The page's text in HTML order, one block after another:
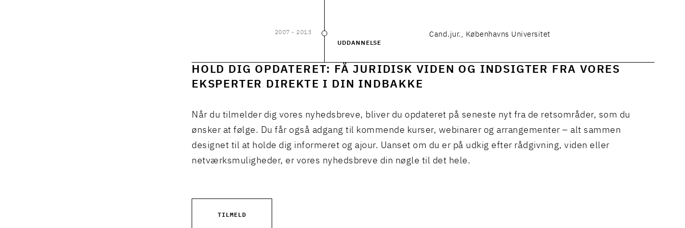
2007 - 2013
UDDANNELSE
Cand.jur., Københavns Universitet
HOLD DIG OPDATERET: FÅ JURIDISK VIDEN OG INDSIGTER FRA VORES
EKSPERTER DIREKTE I DIN INDBAKKE
Når du tilmelder dig vores nyhedsbreve, bliver du opdateret på seneste nyt fra de retsområder, som du
ønsker at følge. Du får også adgang til kommende kurser, webinarer og arrangementer – alt sammen
designet til at holde dig informeret og ajour. Uanset om du er på udkig efter rådgivning, viden eller
netværksmuligheder, er vores nyhedsbreve din nøgle til det hele.
TILMELD